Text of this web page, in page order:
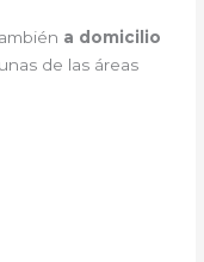
a domicilio
de las áreas